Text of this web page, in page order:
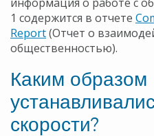
1 содержится в отчете
Report(Отчет о
общественностью).
Каким образом
скорости?